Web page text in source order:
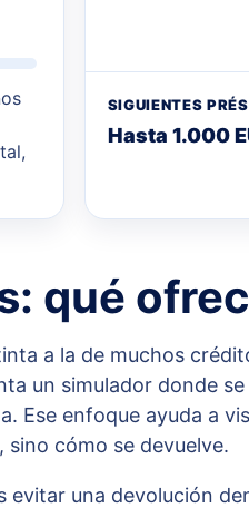
SIGUIENTES
Hasta 1.000
qué
a la de muchos
un simulador donde
Ese enfoque ayuda a
cómo se devuelve.
evitar una devolución